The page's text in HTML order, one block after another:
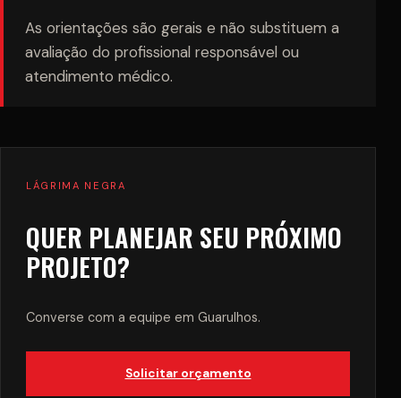
As orientações são gerais e não substituem a
avaliação do profissional responsável ou
atendimento médico.
LÁGRIMA NEGRA
QUER PLANEJAR SEU PRÓXIMO
PROJETO?
Converse com a equipe em Guarulhos.
Solicitar orçamento